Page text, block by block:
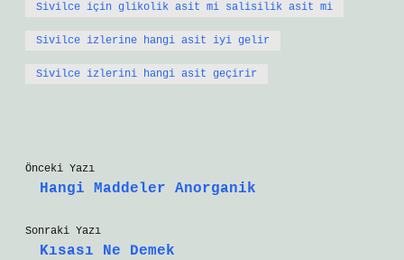
Sivilce için glikolik asit mi salisilik asit mi
Sivilce izlerine hangi asit iyi gelir
Sivilce izlerini hangi asit geçirir
Önceki Yazı
Hangi Maddeler Anorganik
Sonraki Yazı
Kısası Ne Demek